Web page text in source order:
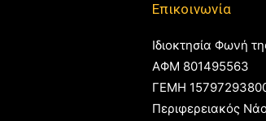
Επικοινωνία
Ιδιοκτησία Φωνή
ΑΦΜ 801495563
ΓΕΜΗ
Περιφερειακός